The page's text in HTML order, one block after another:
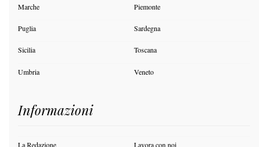
Marche Piemonte
Puglia Sardegna
Sicilia Toscana
Umbria Veneto
Informazioni
La Redazione Lavora con noi